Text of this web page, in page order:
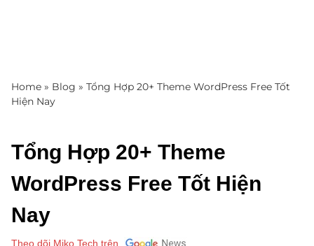
Home » Blog » Tổng Hợp 20+ Theme WordPress Free Tốt
Hiện Nay
Tổng Hợp 20+ Theme
WordPress Free Tốt Hiện
Nay
Theo dõi Miko Tech trên